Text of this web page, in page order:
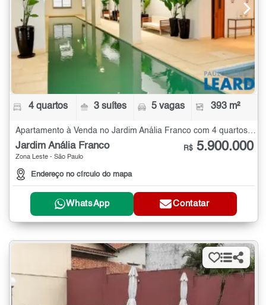
4 quartos 3 suítes 5 vagas 393 m²
Jardim Anália Franco
Zona Leste - São Paulo
Endereço no círculo do mapa
R$ 5.900.000
WhatsApp Contatar